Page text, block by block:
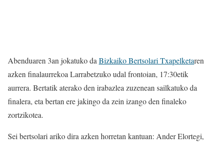
Abenduaren 3an jokatuko daBizkaiko Bertsolari Txapelketaren
azken finalaurrekoa Larrabetzuko udal frontoian, 17:30etik
aurrera. Bertatik aterako den irabazlea zuzenean sailkatuko da
finalera, eta bertan ere jakingo da zein izango den finaleko
zortzikotea.
Sei bertsolari ariko dira azken horretan kantuan: Ander Elortegi,